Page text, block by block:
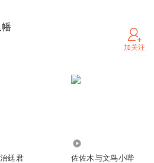
加关注
廷君 佐佐木与文鸟小哔